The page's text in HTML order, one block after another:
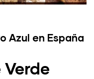
Azul en España